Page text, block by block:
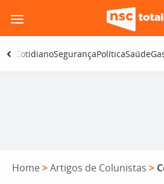
para
o
conteúdo
CotidianoSegurançaPolíticaSaúde
Home >Artigos de Colunistas >